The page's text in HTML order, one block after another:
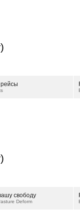
свободу
Deform